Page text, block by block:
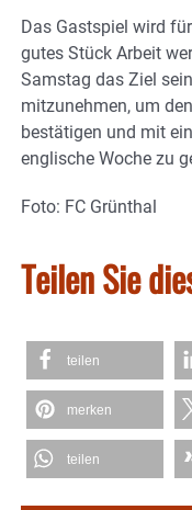
Das Gastspiel wird
gutes Stück Arbeit
Samstag das Ziel
mitzunehmen, um
bestätigen und mit
englische Woche zu
Foto: FC Grünthal
Teilen Sie
teilen
merken
teilen